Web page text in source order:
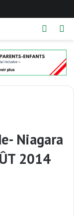
Switch
Niagara
2014